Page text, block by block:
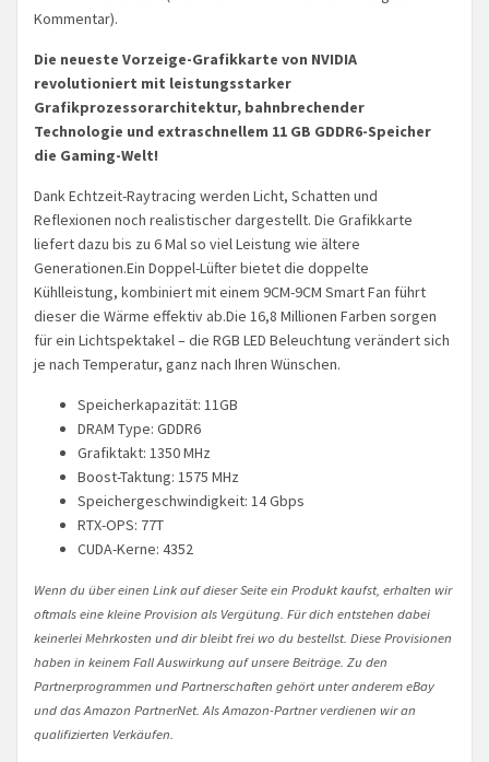
Kommentar).
Die neueste Vorzeige-Grafikkarte von NVIDIA
revolutioniert mit leistungsstarker
Grafikprozessorarchitektur, bahnbrechender
Technologie und extraschnellem 11 GB GDDR6-Speicher
die Gaming-Welt!
Dank Echtzeit-Raytracing werden Licht, Schatten und
Reflexionen noch realistischer dargestellt. Die Grafikkarte
liefert dazu bis zu 6 Mal so viel Leistung wie ältere
Generationen.Ein Doppel-Lüfter bietet die doppelte
Kühlleistung, kombiniert mit einem 9CM-9CM Smart Fan führt
dieser die Wärme effektiv ab.Die 16,8 Millionen Farben sorgen
für ein Lichtspektakel – die RGB LED Beleuchtung verändert sich
je nach Temperatur, ganz nach Ihren Wünschen.
Speicherkapazität: 11GB
DRAM Type: GDDR6
Grafiktakt: 1350 MHz
Boost-Taktung: 1575 MHz
Speichergeschwindigkeit: 14 Gbps
RTX-OPS: 77T
CUDA-Kerne: 4352
Wenn du über einen Link auf dieser Seite ein Produkt kaufst, erhalten wir
oftmals eine kleine Provision als Vergütung. Für dich entstehen dabei
keinerlei Mehrkosten und dir bleibt frei wo du bestellst. Diese Provisionen
haben in keinem Fall Auswirkung auf unsere Beiträge. Zu den
Partnerprogrammen und Partnerschaften gehört unter anderem eBay
und das Amazon PartnerNet. Als Amazon-Partner verdienen wir an
qualifizierten Verkäufen.